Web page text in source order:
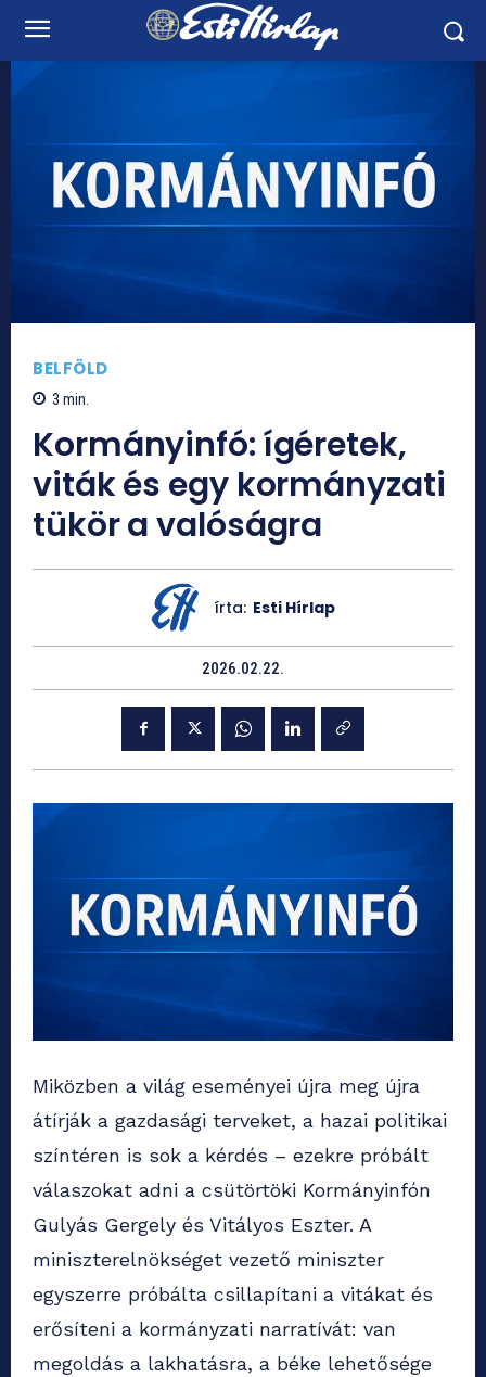
BELFÖLD
3 min.
Kormányinfó: ígéretek,
viták és egy kormányzati
tükör a valóságra
írta: Esti Hírlap
2026.02.22.
Miközben a világ eseményei újra meg újra
átírják a gazdasági terveket, a hazai politikai
színtéren is sok a kérdés – ezekre próbált
válaszokat adni a csütörtöki Kormányinfón
Gulyás Gergely és Vitályos Eszter. A
miniszterelnökséget vezető miniszter
egyszerre próbálta csillapítani a vitákat és
erősíteni a kormányzati narratívát: van
megoldás a lakhatásra, a béke lehetősége